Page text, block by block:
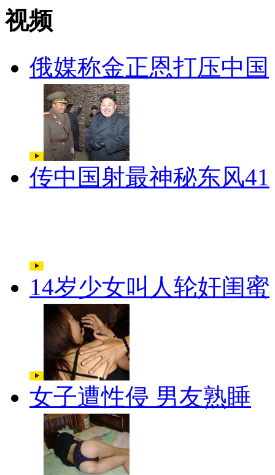
视频
俄媒称金正恩打压中国
传中国射最神秘东风41
14岁少女叫人轮奸闺蜜
女子遭性侵 男友熟睡